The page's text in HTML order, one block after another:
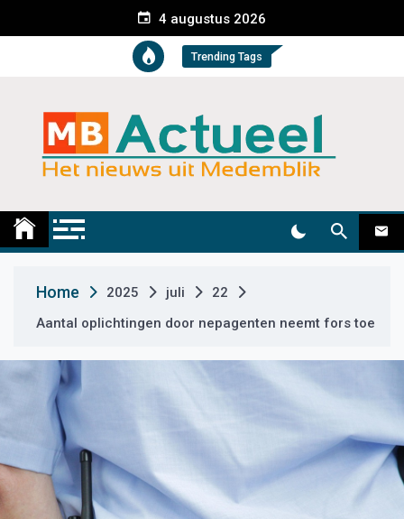
e
t
4 augustus 2026
Trending Tags
Medemblik Actueel
Home 2025 juli
22
Aantal oplichtingen door nepagenten neemt fors toe